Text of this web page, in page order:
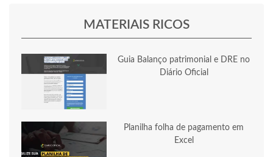
MATERIAIS RICOS
Guia Balanço patrimonial e DRE no
Diário Oficial
Planilha folha de pagamento em
Excel